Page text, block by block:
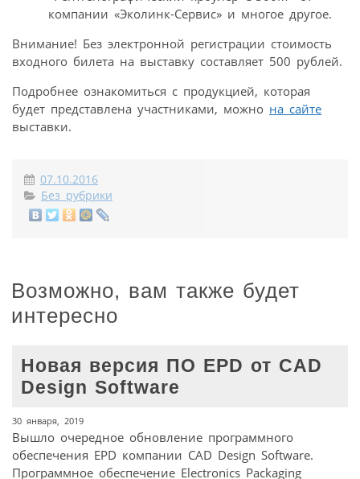
компании «Эколинк-Сервис» и многое другое.
Внимание! Без электронной регистрации стоимость
входного билета на выставку составляет 500 рублей.
Подробнее ознакомиться с продукцией, которая
будет представлена участниками, можно на сайте
выставки.
07.10.2016
Без рубрики
Возможно, вам также будет
интересно
Новая версия ПО EPD от CAD
Design Software
30 января, 2019
Вышло очередное обновление программного
обеспечения EPD компании CAD Design Software.
Программное обеспечение Electronics Packaging